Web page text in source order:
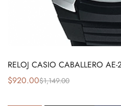
RELOJ CASIO CABALLERO
$1,149.00
$920.00